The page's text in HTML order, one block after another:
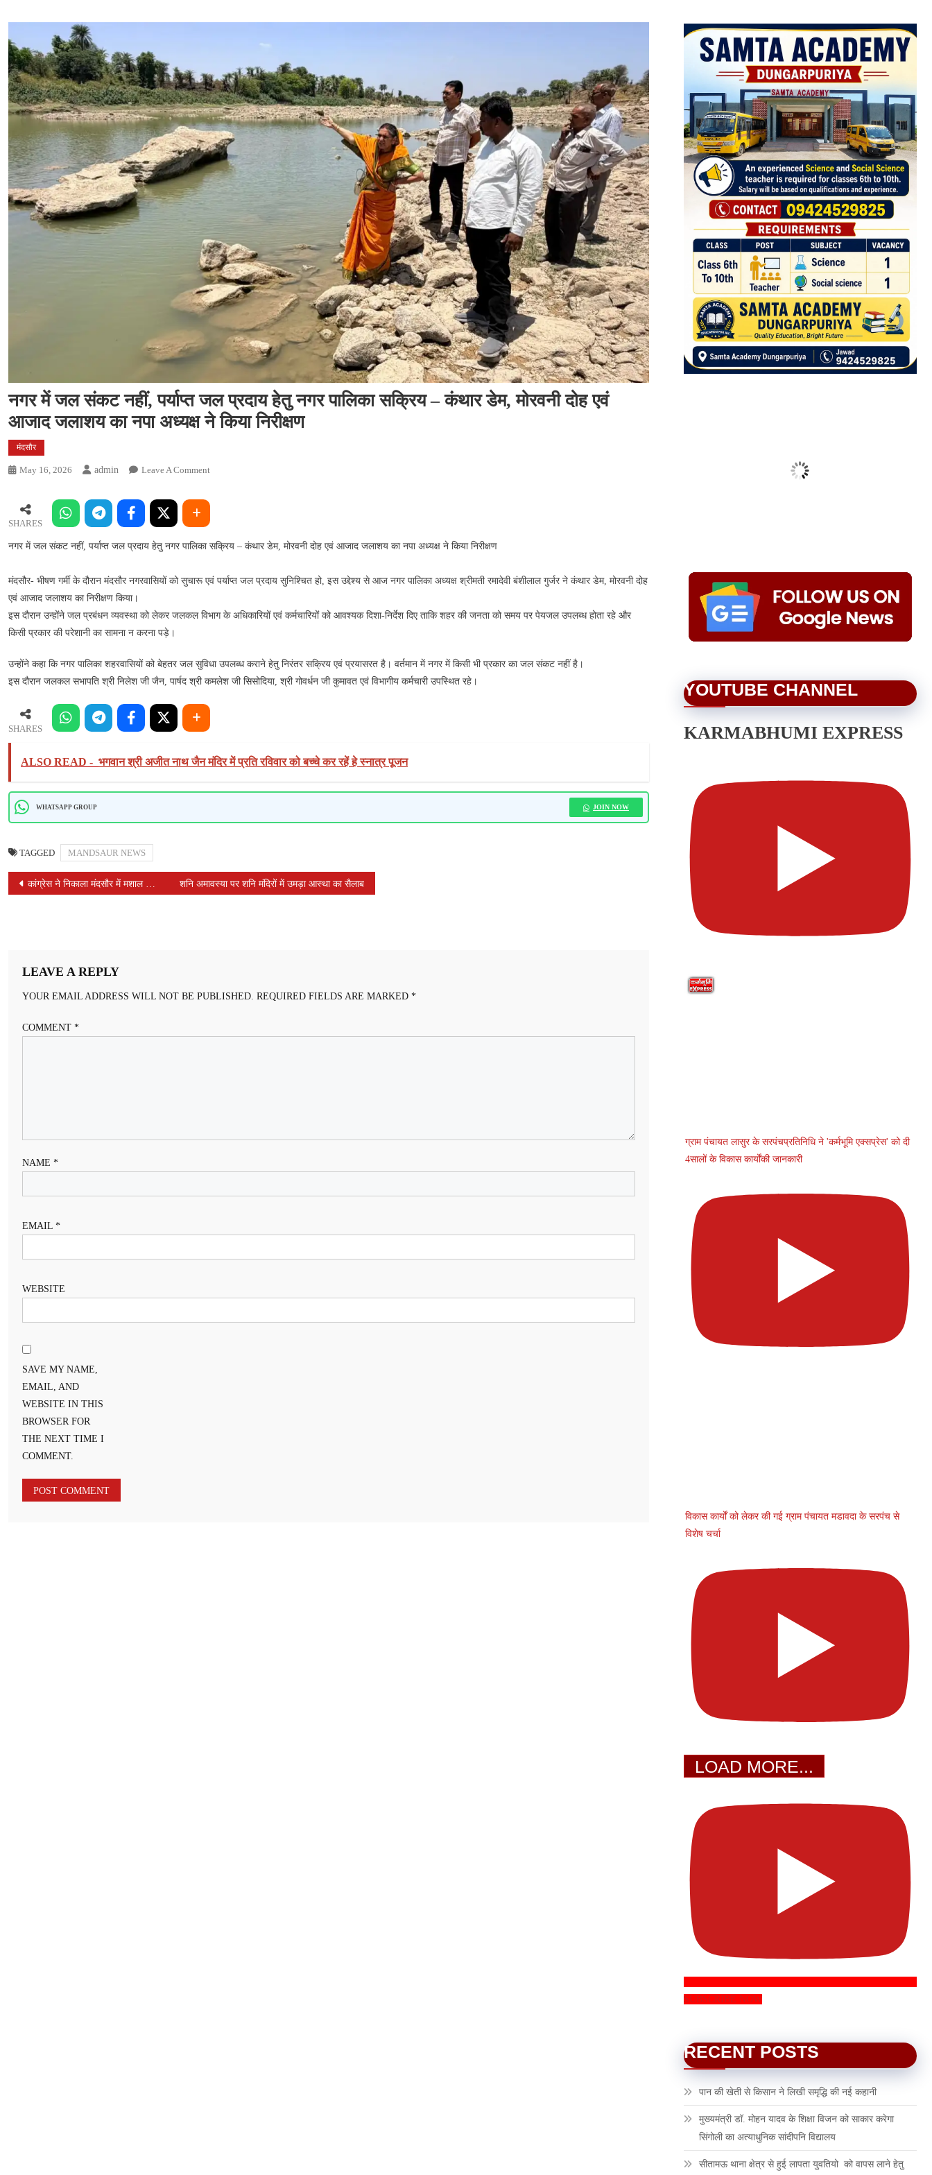
नगर में जल संकट नहीं, पर्याप्त जल प्रदाय हेतु नगर पालिका सक्रिय – कंथार डेम, मोरवनी दोह एवं
आजाद जलाशय का नपा अध्यक्ष ने किया निरीक्षण
मंदसौर
May 16, 2026 Admin Leave A CommentOn
नहीं,
जल
हेतु
सक्रिय
–
डेम,
मोरवनी
एवं
नपा
निरीक्षण
SHARES
नगर में जल संकट नहीं, पर्याप्त जल प्रदाय हेतु नगर पालिका सक्रिय – कंथार डेम, मोरवनी दोह एवं आजाद जलाशय का नपा अध्यक्ष ने किया निरीक्षण
मंदसौर- भीषण गर्मी के दौरान मंदसौर नगरवासियों को सुचारू एवं पर्याप्त जल प्रदाय सुनिश्चित हो, इस उद्देश्य से आज नगर पालिका अध्यक्ष श्रीमती रमादेवी बंशीलाल गुर्जर ने कंथार डेम, मोरवनी दोह
एवं आजाद जलाशय का निरीक्षण किया।
इस दौरान उन्होंने जल प्रबंधन व्यवस्था को लेकर जलकल विभाग के अधिकारियों एवं कर्मचारियों को आवश्यक दिशा-निर्देश दिए ताकि शहर की जनता को समय पर पेयजल उपलब्ध होता रहे और
किसी प्रकार की परेशानी का सामना न करना पड़े।
उन्होंने कहा कि नगर पालिका शहरवासियों को बेहतर जल सुविधा उपलब्ध कराने हेतु निरंतर सक्रिय एवं प्रयासरत है। वर्तमान में नगर में किसी भी प्रकार का जल संकट नहीं है।
इस दौरान जलकल सभापति श्री निलेश जी जैन, पार्षद श्री कमलेश जी सिसोदिया, श्री गोवर्धन जी कुमावत एवं विभागीय कर्मचारी उपस्थित रहे।
SHARES
ALSO READ - भगवान श्री अजीत नाथ जैन मंदिर में प्रति रविवार को बच्चे कर रहें हे स्नात्र पूजन
WHATSAPP GROUP JOIN NOW
TAGGED MANDSAUR NEWS
POST
कांग्रेस ने निकाला मंदसौर में मशाल जुलूस शनि अमावस्या पर शनि मंदिरों में उमड़ा आस्था का सैलाब
LEAVE A REPLY
YOUR EMAIL ADDRESS WILL NOT BE PUBLISHED. REQUIRED FIELDS ARE MARKED *
COMMENT *
NAME *
EMAIL *
WEBSITE
SAVE MY NAME,
EMAIL, AND
WEBSITE IN THIS
BROWSER FOR
THE NEXT TIME I
COMMENT.
YOUTUBE CHANNEL
KARMABHUMI EXPRESS
ग्राम पंचायत लासुर के सरपंचप्रतिनिधि ने 'कर्मभूमि एक्सप्रेस' को दी
4सालों के विकास कार्योंकी जानकारी
विकास कार्यों को लेकर की गई ग्राम पंचायत मडावदा के सरपंच से
विशेष चर्चा
LOAD MORE...
SUBSCRIBE NOW
RECENT POSTS
पान की खेती से किसान ने लिखी समृद्धि की नई कहानी
मुख्यमंत्री डॉ. मोहन यादव के शिक्षा विजन को साकार करेगा
सिंगोली का अत्याधुनिक सांदीपनि विद्यालय
सीतामऊ थाना क्षेत्र से हुई लापता युवतियो को वापस लाने हेतु